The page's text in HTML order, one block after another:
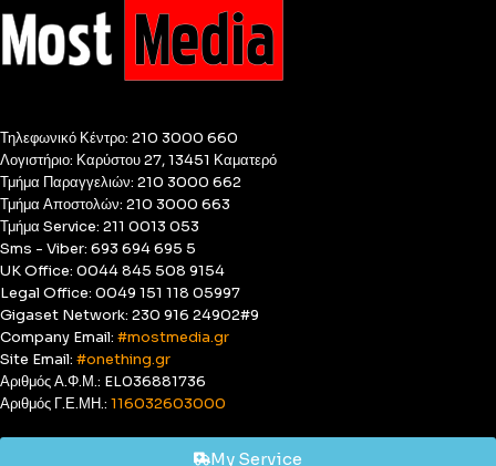
Τηλεφωνικό Κέντρο: 210 3000 660
Λογιστήριο: Καρύστου 27, 13451 Καματερό
Τμήμα Παραγγελιών: 210 3000 662
Τμήμα Αποστολών: 210 3000 663
Τμήμα Service: 211 0013 053
Sms - Viber: 693 694 695 5
UK Office: 0044 845 508 9154
Legal Office: 0049 151 118 05997
Gigaset Network: 230 916 24902#9
Company Email: #mostmedia.gr
Site Email: #onething.gr
Αριθμός Α.Φ.Μ.: EL036881736
Αριθμός Γ.Ε.ΜΗ.: 116032603000
My Service